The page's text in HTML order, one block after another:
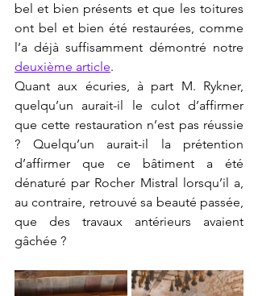
bel et bien présents et que les toitures
ont bel et bien été restaurées, comme
deuxième article.
Quant aux écuries, à part M. Rykner,
quelqu’un aurait-il le culot d’affirmer
que cette restauration n’est pas réussie
? Quelqu’un aurait-il la prétention
d’affirmer que ce bâtiment a été
dénaturé par Rocher Mistral lorsqu’il a,
au contraire, retrouvé sa beauté passée,
que des travaux antérieurs avaient
gâchée ?